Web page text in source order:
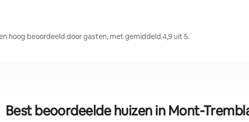
hoog beoordeeld door gasten, met gemiddeld 4,9 uit 5.
Best beoordeelde huizen in Mont-